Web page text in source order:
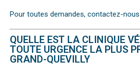
Pour toutes demandes, contactez-
QUELLE EST LA CLINIQUE
TOUTE URGENCE LA PLUS
GRAND-QUEVILLY